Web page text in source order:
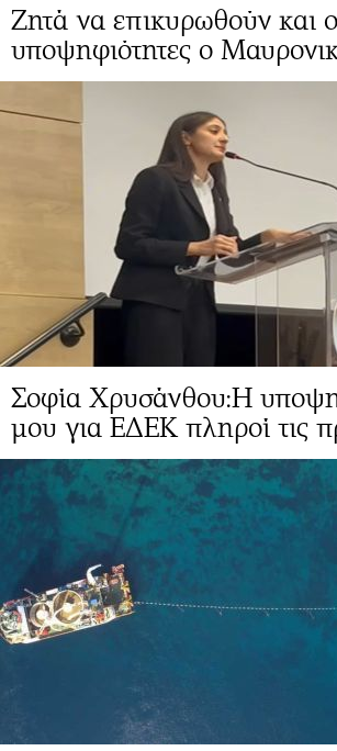
Ζητά να επικυρωθούν και
υποψηφιότητες ο
Σοφία Χρυσάνθου:Η
μου για ΕΔΕΚ πληροί τις